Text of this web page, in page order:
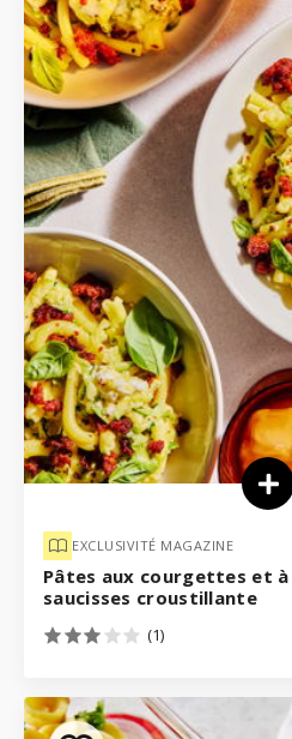
EXCLUSIVITÉ MAGAZINE
Pâtes aux courgettes et
saucisses croustillante
(1)